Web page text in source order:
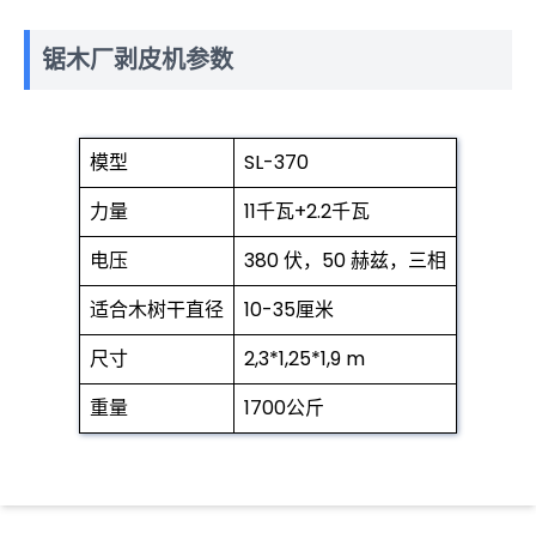
锯木厂剥皮机参数
模型
SL-370
力量
11千瓦+2.2千瓦
电压
380 伏，50 赫兹，三相
适合木树干直径
10-35厘米
尺寸
2,3*1,25*1,9 m
重量
1700公斤